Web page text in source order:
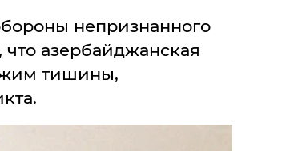
непризнанного
что азербайджанская
тишины,